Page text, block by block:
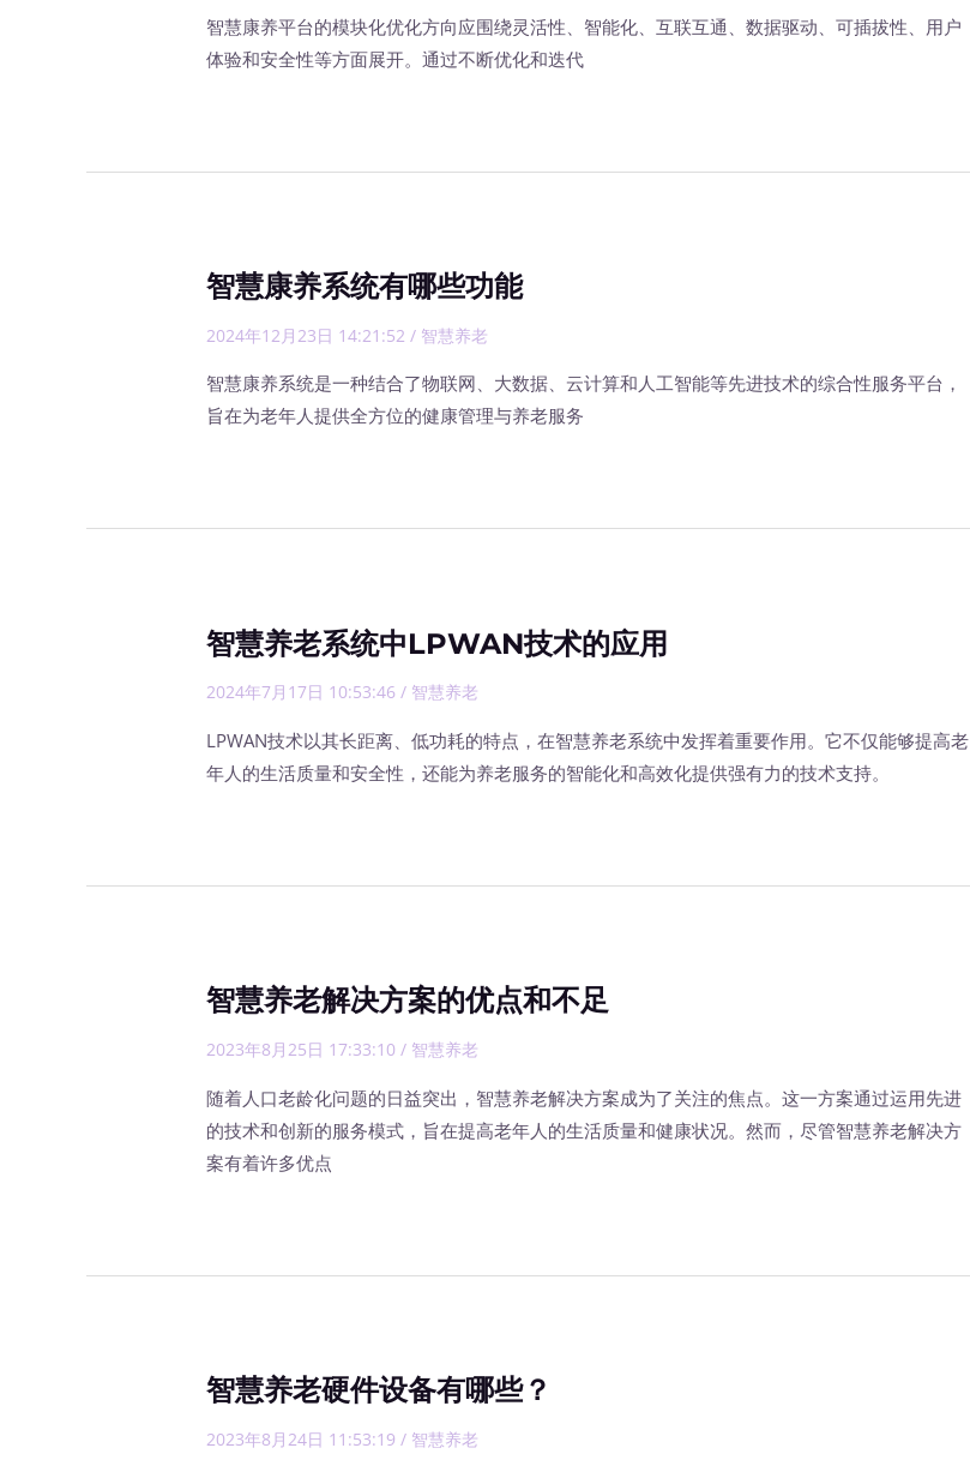
智慧康养平台的模块化优化方向应围绕灵活性、智能化、互联互通、数据驱动、可插拔性、用户
体验和安全性等方面展开。通过不断优化和迭代
智慧康养系统有哪些功能
2024年12月23日 14:21:52 / 智慧养老
智慧康养系统是一种结合了物联网、大数据、云计算和人工智能等先进技术的综合性服务平台，
旨在为老年人提供全方位的健康管理与养老服务
智慧养老系统中LPWAN技术的应用
2024年7月17日 10:53:46 / 智慧养老
LPWAN技术以其长距离、低功耗的特点，在智慧养老系统中发挥着重要作用。它不仅能够提高老
年人的生活质量和安全性，还能为养老服务的智能化和高效化提供强有力的技术支持。
智慧养老解决方案的优点和不足
2023年8月25日 17:33:10 / 智慧养老
随着人口老龄化问题的日益突出，智慧养老解决方案成为了关注的焦点。这一方案通过运用先进
的技术和创新的服务模式，旨在提高老年人的生活质量和健康状况。然而，尽管智慧养老解决方
案有着许多优点
智慧养老硬件设备有哪些？
2023年8月24日 11:53:19 / 智慧养老